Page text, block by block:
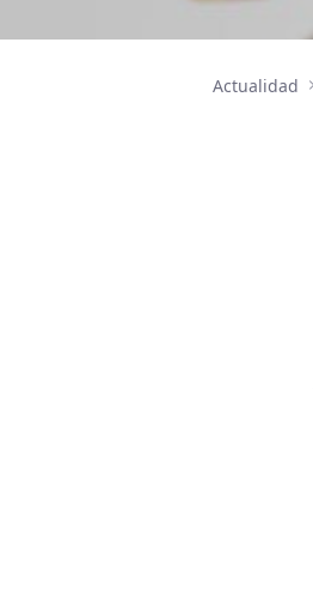
Actualidad